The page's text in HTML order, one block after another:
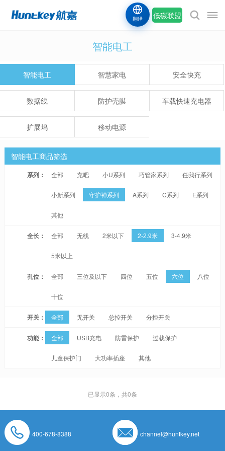
低碳联盟
翻译
智能电工
智能电工 智慧家电 安全快充
数据线 防护壳膜 车载快速充电器
扩展坞 移动电源
智能电工商品筛选
系列： 全部 充吧 小U系列 巧管家系列 任我行系列
小新系列 守护神系列 A系列 C系列 E系列
其他
全长： 全部 无线 2米以下 2-2.9米 3-4.9米
5米以上
孔位： 全部 三位及以下 四位 五位 六位 八位
十位
开关： 全部 无开关 总控开关 分控开关
功能： 全部 USB充电 防雷保护 过载保护
儿童保护门 大功率插座 其他
已显示0条，共0条
400-678-8388 channel@huntkey.net